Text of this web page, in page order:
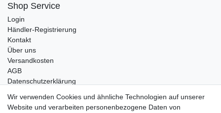
Shop Service
Login
Händler-Registrierung
Kontakt
Über uns
Versandkosten
AGB
Datenschutzerklärung
Telefonische Beratung und Unterstützung für Händler unter:
Wir verwenden Cookies und ähnliche Technologien auf unserer
Website und verarbeiten personenbezogene Daten von